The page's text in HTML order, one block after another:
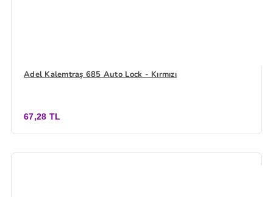
Adel Kalemtraş 685 Auto Lock - Kırmızı
67,28 TL